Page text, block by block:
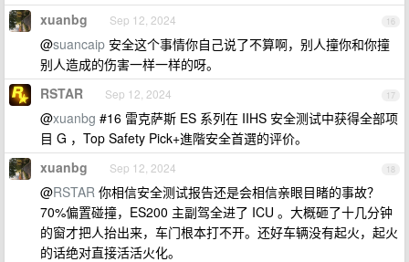
16
xuanbg Sep 12, 2024
@suancaip 安全这个事情你自己说了不算啊，别人撞你和你撞
别人造成的伤害一样一样的呀。
17
RSTAR Sep 12, 2024
@xuanbg #16 雷克萨斯 ES 系列在 IIHS 安全测试中获得全部项
目 G ，Top Safety Pick+進階安全首選的评价。
18
xuanbg Sep 12, 2024
@RSTAR 你相信安全测试报告还是会相信亲眼目睹的事故？
70%偏置碰撞，ES200 主副驾全进了 ICU 。大概砸了十几分钟
的窗才把人抬出来，车门根本打不开。还好车辆没有起火，起火
的话绝对直接活活火化。